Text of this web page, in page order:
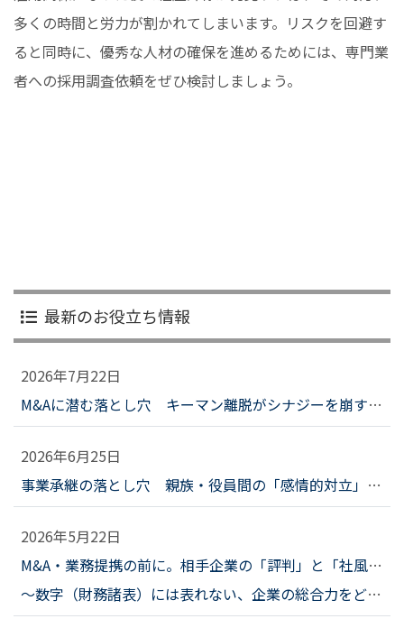
多くの時間と労力が割かれてしまいます。リスクを回避す
ると同時に、優秀な人材の確保を進めるためには、専門業
者への採用調査依頼をぜひ検討しましょう。
最新のお役立ち情報
2026年7月22日
M&Aに潜む落とし穴 キーマン離脱がシナジーを崩すとき、企業はどう備えるべきか？
2026年6月25日
事業承継の落とし穴 親族・役員間の「感情的対立」を未然に防ぐための調査と対話
2026年5月22日
M&A・業務提携の前に。相手企業の「評判」と「社風」を調査する意義
～数字（財務諸表）には表れない、企業の総合力をどう探るか～